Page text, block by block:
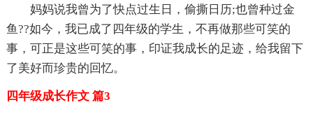
妈妈说我曾为了快点过生日，偷撕日历;也曾种过金
鱼??如今，我已成了四年级的学生，不再做那些可笑的
事，可正是这些可笑的事，印证我成长的足迹，给我留下
了美好而珍贵的回忆。
四年级成长作文 篇3